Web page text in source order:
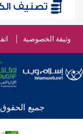
تصنيف
وثيقة الخصوصية
جميع الحقوق محفوظة ©